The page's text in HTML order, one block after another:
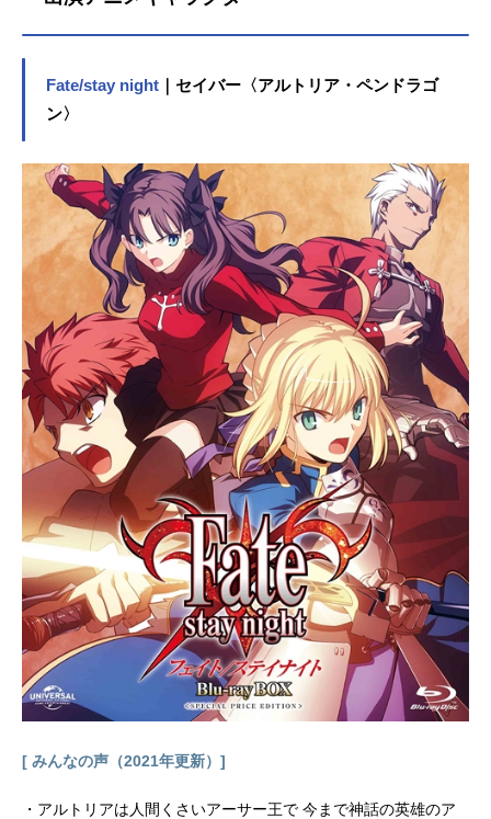
Fate/stay night ｜セイバー〈アルトリア・ペンドラゴ
ン〉
[ みんなの声（2021年更新）]
・アルトリアは人間くさいアーサー王で 今まで神話の英雄のア